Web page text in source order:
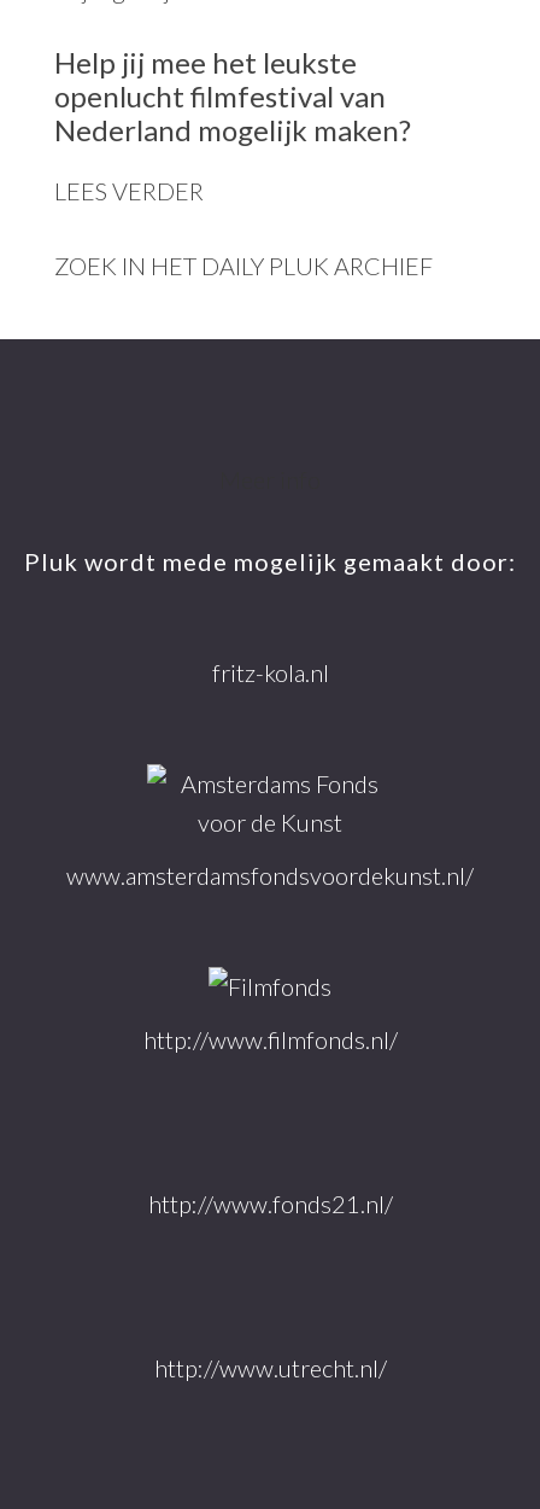
Help jij mee het leukste
openlucht filmfestival van
Nederland mogelijk maken?
LEES VERDER
ZOEK IN HET DAILY PLUK ARCHIEF
Pluk wordt mede mogelijk gemaakt door:
fritz-kola.nl
www.amsterdamsfondsvoordekunst.nl/
http://www.filmfonds.nl/
http://www.fonds21.nl/
http://www.utrecht.nl/